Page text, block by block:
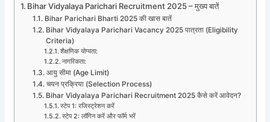
Bihar Vidyalaya Parichari Recruitment 2025 – मुख्य बातें
Bihar Parichari Bharti 2025 की खास बातें
Bihar Vidyalaya Parichari Vacancy 2025 पात्रता (Eligibility
Criteria)
शैक्षणिक योग्यता:
नागरिकता:
आयु सीमा (Age Limit)
चयन प्रक्रिया (Selection Process)
Bihar Vidyalaya Parichari Recruitment 2025 कैसे करें आवेदन?
स्टेप 1: रजिस्ट्रेशन करें
स्टेप 2: लॉगिन करें और फॉर्म भरें